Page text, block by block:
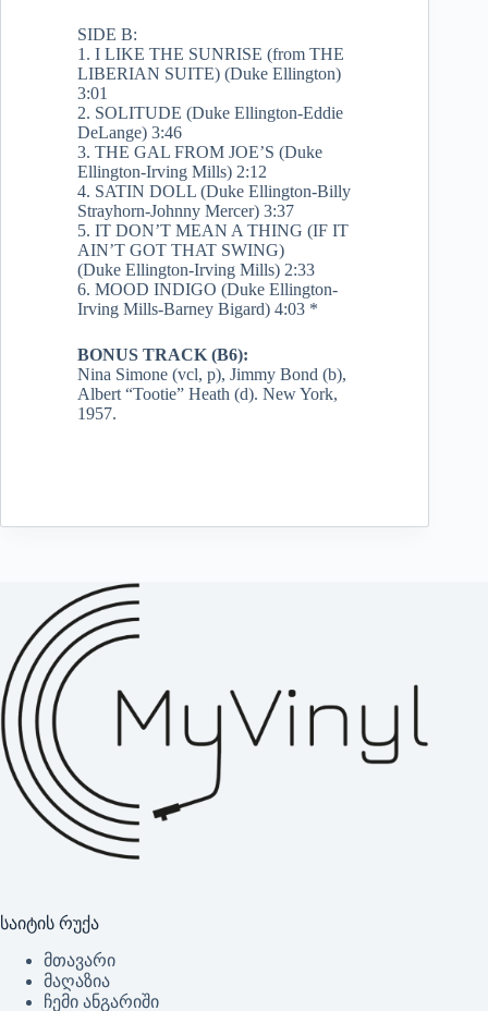
SIDE B:
1. I LIKE THE SUNRISE (from THE
LIBERIAN SUITE) (Duke Ellington)
3:01
2. SOLITUDE (Duke Ellington-Eddie
DeLange) 3:46
3. THE GAL FROM JOE’S (Duke
Ellington-Irving Mills) 2:12
4. SATIN DOLL (Duke Ellington-Billy
Strayhorn-Johnny Mercer) 3:37
5. IT DON’T MEAN A THING (IF IT
AIN’T GOT THAT SWING)
(Duke Ellington-Irving Mills) 2:33
6. MOOD INDIGO (Duke Ellington-
Irving Mills-Barney Bigard) 4:03 *
BONUS TRACK (B6):
Nina Simone (vcl, p), Jimmy Bond (b),
Albert “Tootie” Heath (d). New York,
1957.
საიტის რუქა
მთავარი
მაღაზია
ჩემი ანგარიში